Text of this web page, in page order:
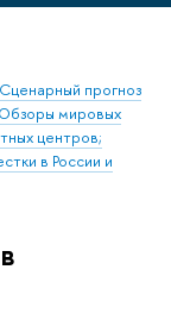
прогноз
Обзоры мировых
центров;
в России и